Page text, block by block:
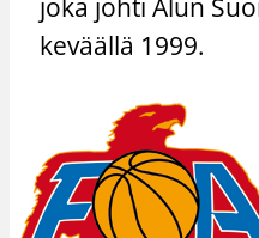
joka johti Alun
keväällä 1999.